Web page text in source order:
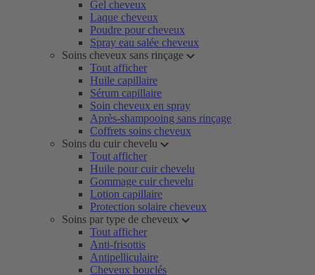
Gel cheveux
Laque cheveux
Poudre pour cheveux
Spray eau salée cheveux
Soins cheveux sans rinçage
Tout afficher
Huile capillaire
Sérum capillaire
Soin cheveux en spray
Après-shampooing sans rinçage
Coffrets soins cheveux
Soins du cuir chevelu
Tout afficher
Huile pour cuir chevelu
Gommage cuir chevelu
Lotion capillaire
Protection solaire cheveux
Soins par type de cheveux
Tout afficher
Anti-frisottis
Antipelliculaire
Cheveux bouclés